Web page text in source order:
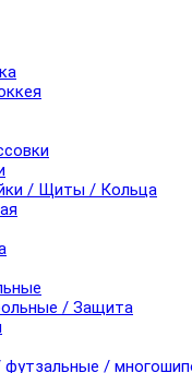
/ Щиты / Кольца
/ Защита
/